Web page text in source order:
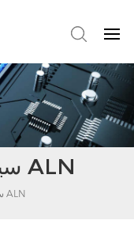
سيراميك تبريد عازل ALN
سيراميك تبريد عازل ALN